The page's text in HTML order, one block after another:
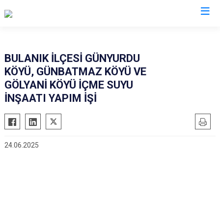
Bulanık
Hasköy
Malazgirt
BULANIK İLÇESİ GÜNYURDU
KÖYÜ, GÜNBATMAZ KÖYÜ VE
GÖLYANİ KÖYÜ İÇME SUYU
İNŞAATI YAPIM İŞİ
24.06.2025